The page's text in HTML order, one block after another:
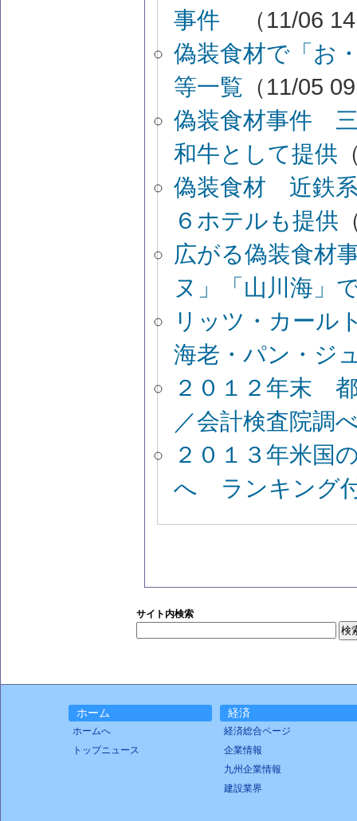
事件
（11/06
偽装食材で「お
等一覧 （11/05
偽装食材事件
和牛として提供
偽装食材 近鉄
６ホテルも提供
広がる偽装食材
ヌ」「山川海」
リッツ・カー
海老・パン・ジ
２０１２年末
／会計検査院調
２０１３年米国
へ ランキング
サイト内検索
ホーム
ホームへ
トップニュース
経済
経済総合ページ
企業情報
九州企業情報
建設業界